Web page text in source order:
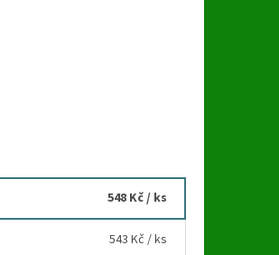
548 Kč/ ks
543 Kč / ks